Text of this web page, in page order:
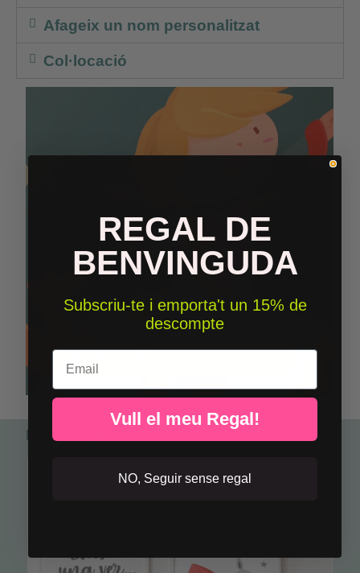
Afageix un nom personalitzat
Col·locació
Perfecte per combinar
REGAL DE
BENVINGUDA
Subscriu-te i emporta't un 15% de
descompte
Email
Vull el meu Regal!
NO, Seguir sense regal